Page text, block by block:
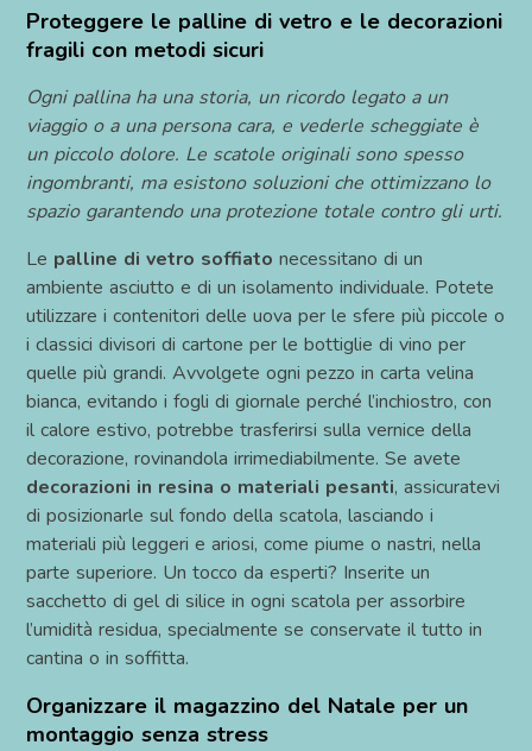
Proteggere le palline di vetro e le decorazioni
fragili con metodi sicuri
Ogni pallina ha una storia, un ricordo legato a un
viaggio o a una persona cara, e vederle scheggiate è
un piccolo dolore. Le scatole originali sono spesso
ingombranti, ma esistono soluzioni che ottimizzano lo
spazio garantendo una protezione totale contro gli urti.
Le palline di vetro soffiato necessitano di un
ambiente asciutto e di un isolamento individuale. Potete
utilizzare i contenitori delle uova per le sfere più piccole o
i classici divisori di cartone per le bottiglie di vino per
quelle più grandi. Avvolgete ogni pezzo in carta velina
bianca, evitando i fogli di giornale perché l’inchiostro, con
il calore estivo, potrebbe trasferirsi sulla vernice della
decorazione, rovinandola irrimediabilmente. Se avete
decorazioni in resina o materiali pesanti, assicuratevi
di posizionarle sul fondo della scatola, lasciando i
materiali più leggeri e ariosi, come piume o nastri, nella
parte superiore. Un tocco da esperti? Inserite un
sacchetto di gel di silice in ogni scatola per assorbire
l’umidità residua, specialmente se conservate il tutto in
cantina o in soffitta.
Organizzare il magazzino del Natale per un
montaggio senza stress